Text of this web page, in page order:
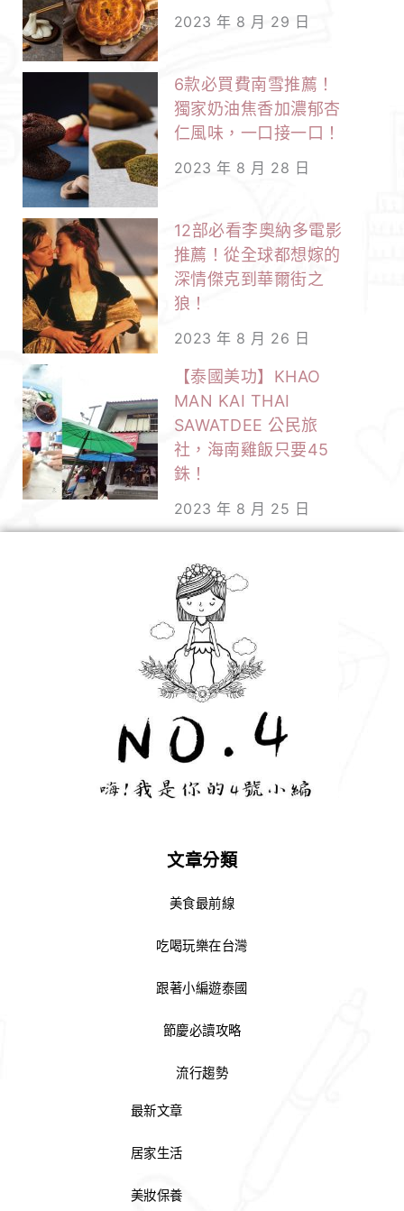
2023 年 8 月 29 日
6款必買費南雪推薦！
獨家奶油焦香加濃郁杏
仁風味，一口接一口！
2023 年 8 月 28 日
12部必看李奧納多電影
推薦！從全球都想嫁的
深情傑克到華爾街之
狼！
2023 年 8 月 26 日
【泰國美功】KHAO
MAN KAI THAI
SAWATDEE 公民旅
社，海南雞飯只要45
銖！
2023 年 8 月 25 日
文章分類
美食最前線
吃喝玩樂在台灣
跟著小編遊泰國
節慶必讀攻略
流行趨勢
最新文章
居家生活
美妝保養